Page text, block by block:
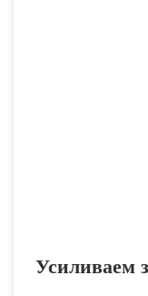
Усиливаем